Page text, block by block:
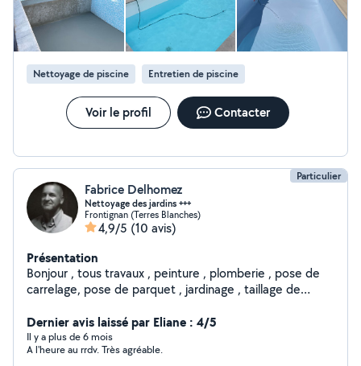
Nettoyage de piscine Entretien de piscine
Voir le profil Contacter
Particulier
Fabrice Delhomez
Nettoyage des jardins +++
Frontignan (Terres Blanches)
4,9/5 (10 avis)
Présentation
Bonjour , tous travaux , peinture , plomberie , pose de
carrelage, pose de parquet , jardinage , taillage de
courses, plomberie nettoyage de piscine .
Dernier avis laissé par Eliane : 4/5
Il y a plus de 6 mois
A l'heure au rrdv. Très agréable.